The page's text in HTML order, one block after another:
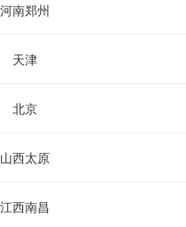
河南郑州
天津
北京
山西太原
江西南昌